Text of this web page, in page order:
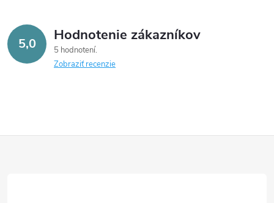
5,0 Hodnotenie zákazníkov
5 hodnotení
Zobraziť recenzie